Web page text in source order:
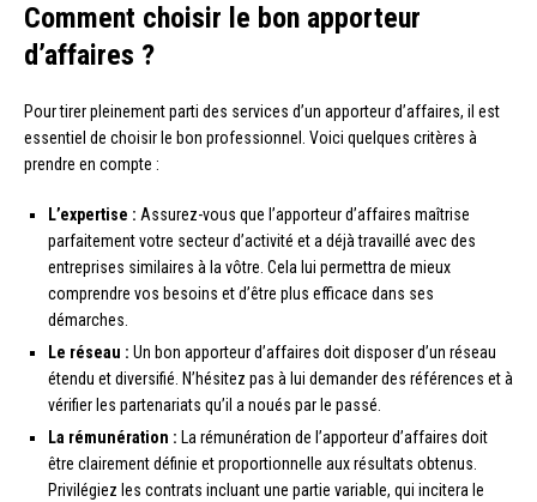
Comment choisir le bon apporteur
d’affaires ?
Pour tirer pleinement parti des services d’un apporteur d’affaires, il est
essentiel de choisir le bon professionnel. Voici quelques critères à
prendre en compte :
L’expertise : Assurez-vous que l’apporteur d’affaires maîtrise
parfaitement votre secteur d’activité et a déjà travaillé avec des
entreprises similaires à la vôtre. Cela lui permettra de mieux
comprendre vos besoins et d’être plus efficace dans ses
démarches.
Le réseau : Un bon apporteur d’affaires doit disposer d’un réseau
étendu et diversifié. N’hésitez pas à lui demander des références et à
vérifier les partenariats qu’il a noués par le passé.
La rémunération : La rémunération de l’apporteur d’affaires doit
être clairement définie et proportionnelle aux résultats obtenus.
Privilégiez les contrats incluant une partie variable, qui incitera le